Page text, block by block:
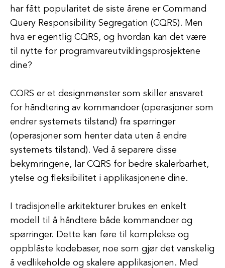
har fått popularitet de siste årene er Command
Query Responsibility Segregation (CQRS). Men
hva er egentlig CQRS, og hvordan kan det være
til nytte for programvareutviklingsprosjektene
dine?
CQRS er et designmønster som skiller ansvaret
for håndtering av kommandoer (operasjoner som
endrer systemets tilstand) fra spørringer
(operasjoner som henter data uten å endre
systemets tilstand). Ved å separere disse
bekymringene, lar CQRS for bedre skalerbarhet,
ytelse og fleksibilitet i applikasjonene dine.
I tradisjonelle arkitekturer brukes en enkelt
modell til å håndtere både kommandoer og
spørringer. Dette kan føre til komplekse og
oppblåste kodebaser, noe som gjør det vanskelig
å vedlikeholde og skalere applikasjonen. Med